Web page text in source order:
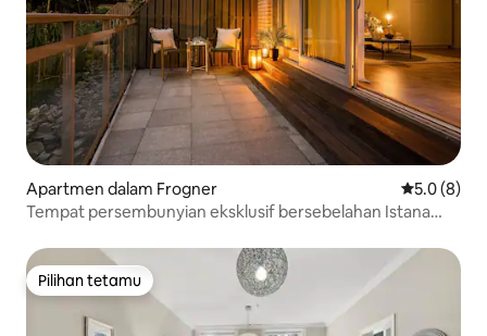
Apartmen dalam Frogner Penarafan
5.0 (8)
Tempat persembunyian eksklusif bersebelahan Istana
Pilihan tetamu
Pilihan tetamu